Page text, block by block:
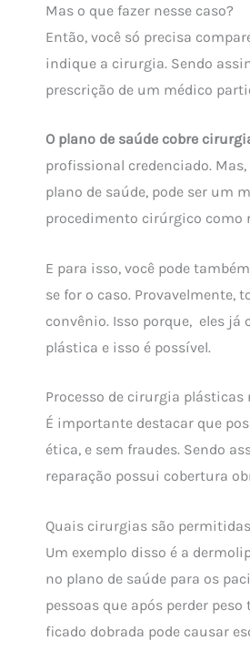
Mas o que fazer nesse caso?
Então, você só precisa
indique a cirurgia. Sendo
prescrição de um médico
O plano de saúde cobre
profissional credenciado.
plano de saúde, pode ser um
procedimento cirúrgico como
E para isso, você pode
se for o caso. Provavelmente,
convênio. Isso porque, eles
plástica e isso é possível.
Processo de cirurgia plásticas
É importante destacar que
ética, e sem fraudes. Sendo
reparação possui cobertura
Quais cirurgias são
Um exemplo disso é a
no plano de saúde para os
pessoas que após perder
ficado dobrada pode causar